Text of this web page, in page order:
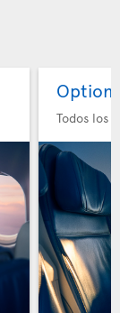
Option
Todos los